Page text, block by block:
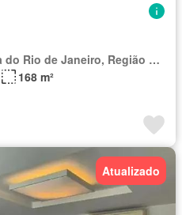
Região Geográfica Imediata do Rio de Janeiro, Região Metropolitana do Rio de Janeiro
168 m²
Atualizado